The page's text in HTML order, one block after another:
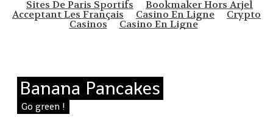
Sites De Paris Sportifs Bookmaker Hors Arjel
Acceptant Les Français Casino En Ligne Crypto
Casinos Casino En Ligne
Banana Pancakes
Go green !